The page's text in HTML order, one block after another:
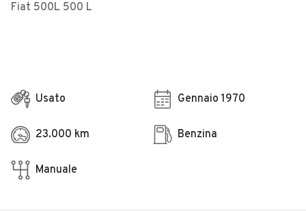
Fiat 500L 500 L
Usato Gennaio 1970
23.000 km Benzina
Manuale